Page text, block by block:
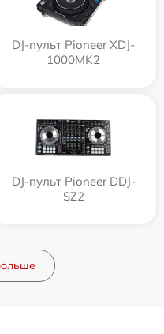
DJ-пульт Pioneer XDJ-
1000MK2
DJ-пульт Pioneer DDJ-
SZ2